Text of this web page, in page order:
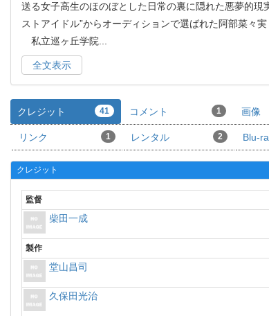
送る女子高生のほのぼとした日常の裏に隠れた悪夢的
ストアイドル”からオーディションで選ばれた阿部菜々
私立巡ヶ丘学院
全文表示
クレジット 41 コメント 1 画像
リンク 1 レンタル 2 Blu-
クレジット
監督
柴田一成
製作
堂山昌司
久保田光治